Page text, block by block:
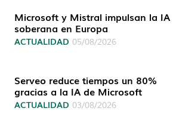
Microsoft y Mistral impulsan la IA
soberana en Europa
ACTUALIDAD 05/08/2026
Serveo reduce tiempos un 80%
gracias a la IA de Microsoft
ACTUALIDAD 03/08/2026